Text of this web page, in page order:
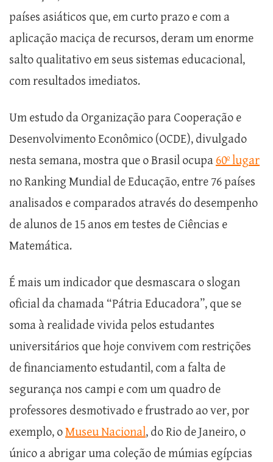
países asiáticos que, em curto prazo e com a
aplicação maciça de recursos, deram um enorme
salto qualitativo em seus sistemas educacional,
com resultados imediatos.
Um estudo da Organização para Cooperação e
Desenvolvimento Econômico (OCDE), divulgado
nesta semana, mostra que o Brasil ocupa 60º lugar
no Ranking Mundial de Educação, entre 76 países
analisados e comparados através do desempenho
de alunos de 15 anos em testes de Ciências e
Matemática.
É mais um indicador que desmascara o slogan
oficial da chamada “Pátria Educadora”, que se
soma à realidade vivida pelos estudantes
universitários que hoje convivem com restrições
de financiamento estudantil, com a falta de
segurança nos campi e com um quadro de
professores desmotivado e frustrado ao ver, por
exemplo, oMuseu Nacional, do Rio de Janeiro, o
único a abrigar uma coleção de múmias egípcias